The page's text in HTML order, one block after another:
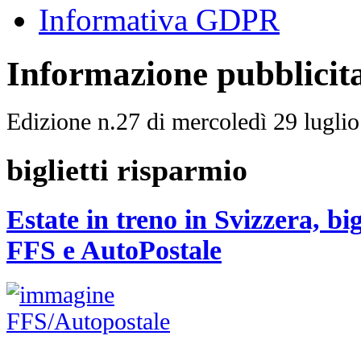
Informativa GDPR
Informazione
Edizione n.27 di mercoledì 29
biglietti risparmio
Estate in treno in Svizzera,
FFS e AutoPostale